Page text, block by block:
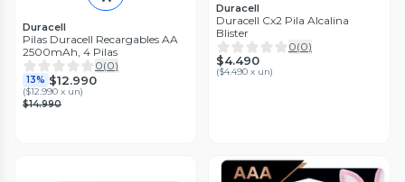
Duracell
Pilas Duracell Recargables AA
2500mAh, 4 Pilas
0(0)
13% $12.990
($12.990 x un)
$14.990
Duracell
Duracell Cx2 Pila Alcalina
Blister
0(0)
$4.490
($4.490 x un)